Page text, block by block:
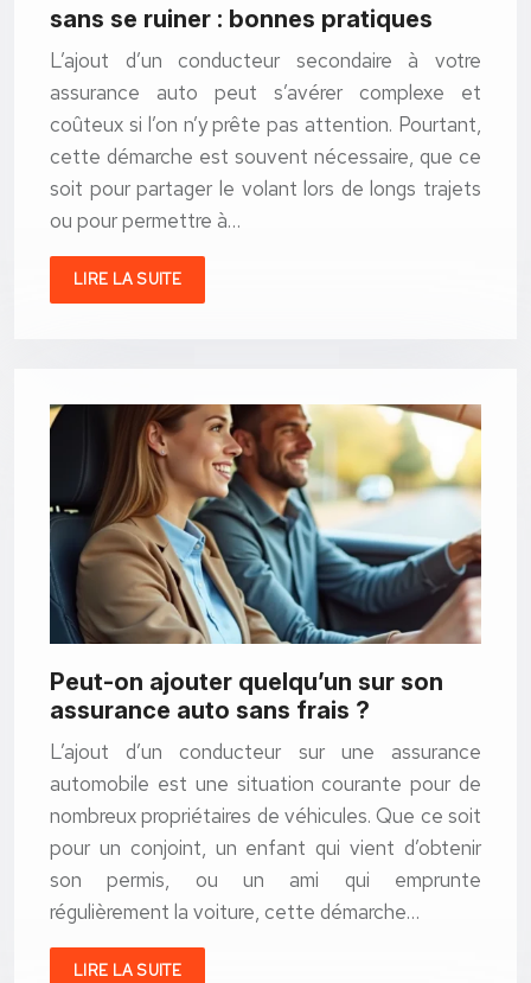
sans se ruiner : bonnes pratiques
L’ajout d’un conducteur secondaire à votre
assurance auto peut s’avérer complexe et
coûteux si l’on n’y prête pas attention. Pourtant,
cette démarche est souvent nécessaire, que ce
soit pour partager le volant lors de longs trajets
ou pour permettre à…
LIRE LA SUITE
Peut-on ajouter quelqu’un sur son
assurance auto sans frais ?
L’ajout d’un conducteur sur une assurance
automobile est une situation courante pour de
nombreux propriétaires de véhicules. Que ce soit
pour un conjoint, un enfant qui vient d’obtenir
son permis, ou un ami qui emprunte
régulièrement la voiture, cette démarche…
LIRE LA SUITE